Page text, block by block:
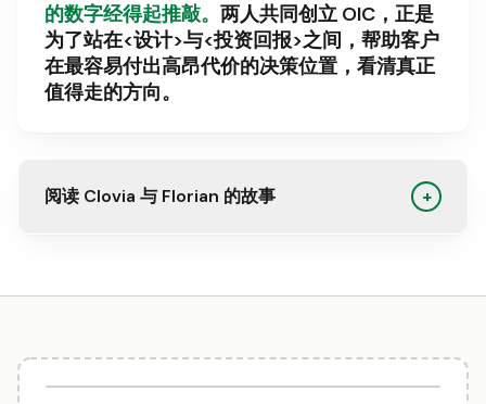
的数字经得起推敲。 两人共同创立 OIC，正是
为了站在<设计>与<投资回报>之间，帮助客户
在最容易付出高昂代价的决策位置，看清真正
值得走的方向。
阅读 Clovia 与 Florian 的故事 +